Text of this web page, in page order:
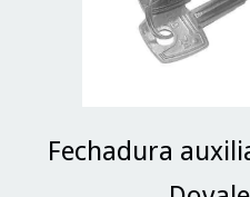
Fechadura